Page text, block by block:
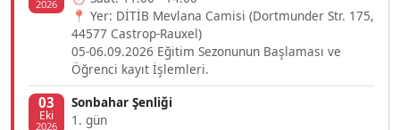
2026
📍 Yer: DİTİB Mevlana Camisi (Dortmunder Str. 175,
44577 Castrop-Rauxel)
05-06.09.2026 Eğitim Sezonunun Başlaması ve
Öğrenci kayıt İşlemleri.
03
Eki
2026
Sonbahar Şenliği
1. gün